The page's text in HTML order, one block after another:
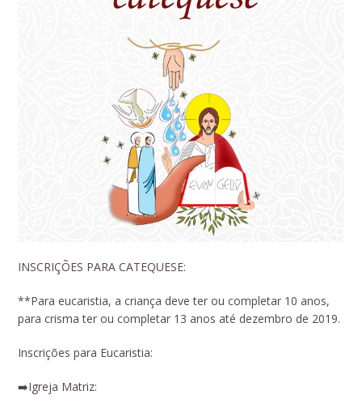
INSCRIÇÕES PARA CATEQUESE:
**Para eucaristia, a criança deve ter ou completar 10 anos,
para crisma ter ou completar 13 anos até dezembro de 2019.
Inscrições para Eucaristia:
➡️Igreja Matriz: